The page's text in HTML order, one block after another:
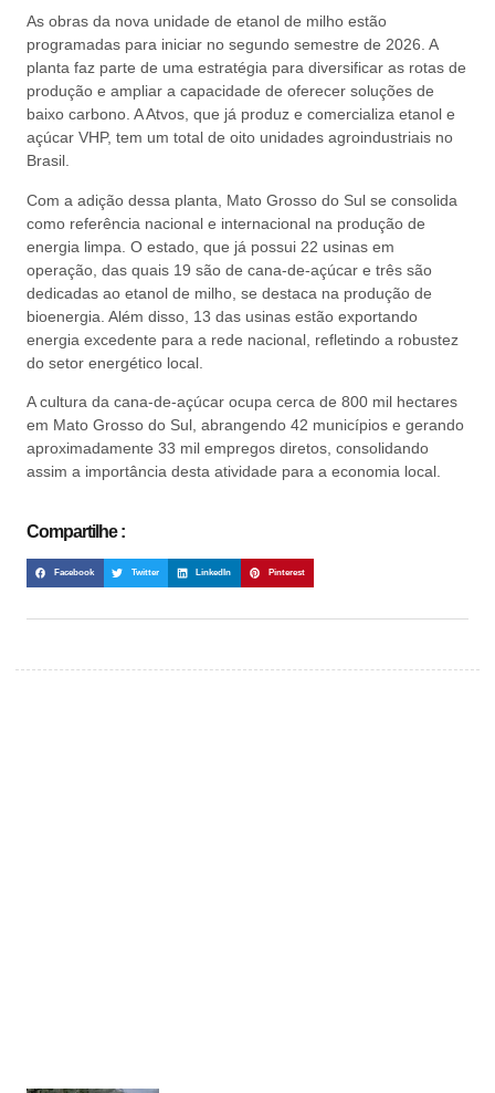
As obras da nova unidade de etanol de milho estão
programadas para iniciar no segundo semestre de 2026. A
planta faz parte de uma estratégia para diversificar as rotas de
produção e ampliar a capacidade de oferecer soluções de
baixo carbono. A Atvos, que já produz e comercializa etanol e
açúcar VHP, tem um total de oito unidades agroindustriais no
Brasil.
Com a adição dessa planta, Mato Grosso do Sul se consolida
como referência nacional e internacional na produção de
energia limpa. O estado, que já possui 22 usinas em
operação, das quais 19 são de cana-de-açúcar e três são
dedicadas ao etanol de milho, se destaca na produção de
bioenergia. Além disso, 13 das usinas estão exportando
energia excedente para a rede nacional, refletindo a robustez
do setor energético local.
A cultura da cana-de-açúcar ocupa cerca de 800 mil hectares
em Mato Grosso do Sul, abrangendo 42 municípios e gerando
aproximadamente 33 mil empregos diretos, consolidando
assim a importância desta atividade para a economia local.
Compartilhe :
Facebook Twitter LinkedIn Pinterest